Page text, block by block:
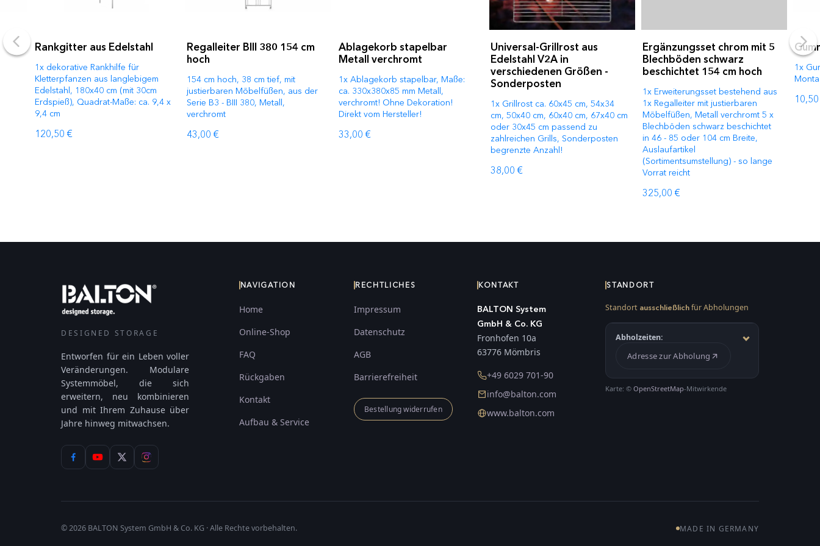
Rankgitter aus Edelstahl
1x dekorative Rankhilfe für
Kletterpfanzen aus langlebigem
Edelstahl, 180x40 cm (mit 30cm
Erdspieß), Quadrat-Maße: ca. 9,4 x
9,4 cm
120,50 €
Regalleiter BIII 380 154 cm
hoch
154 cm hoch, 38 cm tief, mit
justierbaren Möbelfüßen, aus der
Serie B3 - BIII 380, Metall,
verchromt
43,00 €
Ablagekorb stapelbar
Metall verchromt
1x Ablagekorb stapelbar, Maße:
ca. 330x380x85 mm Metall,
verchromt! Ohne Dekoration!
Direkt vom Hersteller!
33,00 €
Universal-Grillrost aus
Edelstahl V2A in
verschiedenen Größen -
Sonderposten
1x Grillrost ca. 60x45 cm, 54x34
cm, 50x40 cm, 60x40 cm, 67x40 cm
oder 30x45 cm passend zu
zahlreichen Grills, Sonderposten
begrenzte Anzahl!
38,00 €
Ergänzungsset chrom mit 5
Blechböden schwarz
beschichtet 154 cm hoch
1x Erweiterungsset bestehend aus
1x Regalleiter mit justierbaren
Möbelfüßen, Metall verchromt 5 x
Blechböden schwarz beschichtet
in 46 - 85 oder 104 cm Breite,
Auslaufartikel
(Sortimentsumstellung) - so lange
Vorrat reicht
325,00 €
1x
DESIGNED STORAGE
Entworfen für ein Leben voller
Veränderungen. Modulare
Systemmöbel, die sich
erweitern, neu kombinieren
und mit Ihrem Zuhause über
Jahre hinweg mitwachsen.
NAVIGATION
Home
Online-Shop
FAQ
Rückgaben
Kontakt
Aufbau & Service
RECHTLICHES
Impressum
Datenschutz
AGB
Barrierefreiheit
Bestellung widerrufen
KONTAKT
BALTON System
GmbH & Co. KG
Fronhofen 10a
63776 Mömbris
+49 6029 701-90
info@balton.com
www.balton.com
STANDORT
Standort ausschließlich für Abholungen
Abholzeiten:
Adresse zur Abholung
Karte: ©OpenStreetMap-Mitwirkende
©2026 BALTON System GmbH & Co. KG · Alle Rechte vorbehalten. MADE IN GERMANY